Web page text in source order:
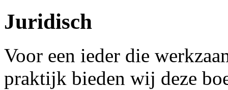
Juridisch
Voor een ieder die
praktijk bieden wij deze